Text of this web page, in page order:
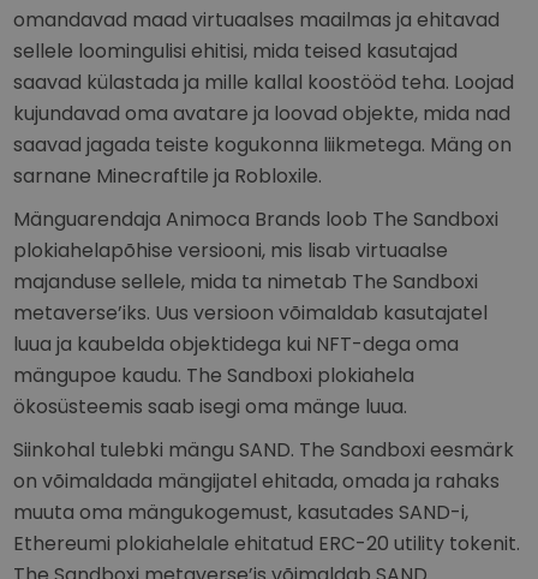
omandavad maad virtuaalses maailmas ja ehitavad
sellele loomingulisi ehitisi, mida teised kasutajad
saavad külastada ja mille kallal koostööd teha. Loojad
kujundavad oma avatare ja loovad objekte, mida nad
saavad jagada teiste kogukonna liikmetega. Mäng on
sarnane Minecraftile ja Robloxile.
Mänguarendaja Animoca Brands loob The Sandboxi
plokiahelapõhise versiooni, mis lisab virtuaalse
majanduse sellele, mida ta nimetab The Sandboxi
metaverse’iks. Uus versioon võimaldab kasutajatel
luua ja kaubelda objektidega kui NFT-dega oma
mängupoe kaudu. The Sandboxi plokiahela
ökosüsteemis saab isegi oma mänge luua.
Siinkohal tulebki mängu SAND. The Sandboxi eesmärk
on võimaldada mängijatel ehitada, omada ja rahaks
muuta oma mängukogemust, kasutades SAND-i,
Ethereumi plokiahelale ehitatud ERC-20 utility tokenit.